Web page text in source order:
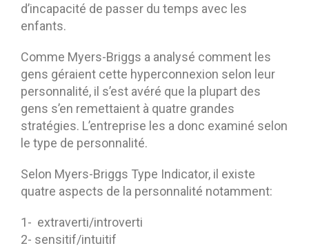
d’incapacité de passer du temps avec les
enfants.
Comme Myers-Briggs a analysé comment les
gens géraient cette hyperconnexion selon leur
personnalité, il s’est avéré que la plupart des
gens s’en remettaient à quatre grandes
stratégies. L’entreprise les a donc examiné selon
le type de personnalité.
Selon Myers-Briggs Type Indicator, il existe
quatre aspects de la personnalité notamment:
1- extraverti/introverti
2- sensitif/intuitif